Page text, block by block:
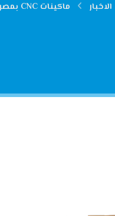
الاخبار ماكينات CNC بمصر